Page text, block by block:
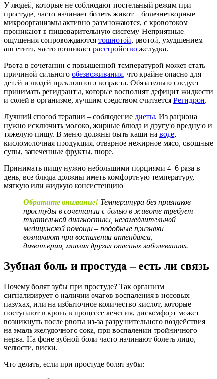
У людей, которые не соблюдают постельный режим при
простуде, часто начинает болеть живот – болезнетворные
микроорганизмы активно размножаются, с кровотоком
проникают в пищеварительную систему. Неприятные
ощущения сопровождаются тошнотой, рвотой, ухудшением
аппетита, часто возникает расстройство желудка.
Рвота в сочетании с повышенной температурой может стать
причиной сильного обезвоживания, что крайне опасно для
детей и людей преклонного возраста. Обязательно следует
принимать регидранты, которые восполнят дефицит жидкости
и солей в организме, лучшим средством считается Регидрон.
Лучший способ терапии – соблюдение диеты. Из рациона
нужно исключить молоко, жирные блюда и другую вредную и
тяжелую пищу. В меню должны быть каши на воде,
кисломолочная продукция, отварное нежирное мясо, овощные
супы, запеченные фрукты, пюре.
Принимать пищу нужно небольшими порциями 4–6 раза в
день, все блюда должны иметь комфортную температуру,
мягкую или жидкую консистенцию.
Обратите внимание! Температура без признаков
простуды в сочетании с болью в животе требует
тщательной диагностики, незамедлительной
медицинской помощи – подобные признаки
возникают при воспалении аппендикса,
дизентерии, многих других опасных заболеваниях.
Зубная боль и простуда – есть ли связь
Почему болят зубы при простуде? Так организм
сигнализирует о наличии очагов воспаления в носовых
пазухах, или на избыточное количество кислот, которые
поступают в кровь в процессе лечения, дискомфорт может
возникнуть после рвоты из-за разрушительного воздействия
на эмаль желудочного сока, при воспалении тройничного
нерва. На фоне зубной боли часто начинают болеть лицо,
челюсти, виски.
Что делать, если при простуде болят зубы: